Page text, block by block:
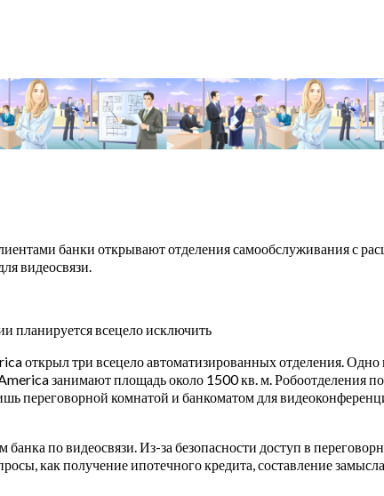
банки открывают отделения самообслуживания с
видеосвязи.
планируется всецело исключить
открыл три всецело автоматизированных отделения. Одно
занимают площадь около 1500 кв. м. Робоотделения
переговорной комнатой и банкоматом для
по видеосвязи. Из-за безопасности доступ в
как получение ипотечного кредита, составление